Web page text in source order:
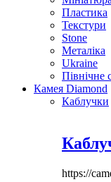
Пластика
Текстури
Stone
Металіка
Ukraine
Північне
Камея Diamond
Каблучки
https://